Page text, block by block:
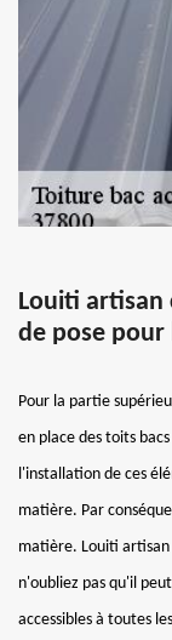
Louiti artisan
de pose pour
Pour la partie
en place des toits
l'installation de ces
matière. Par
matière. Louiti
n'oubliez pas qu'il
accessibles à toutes